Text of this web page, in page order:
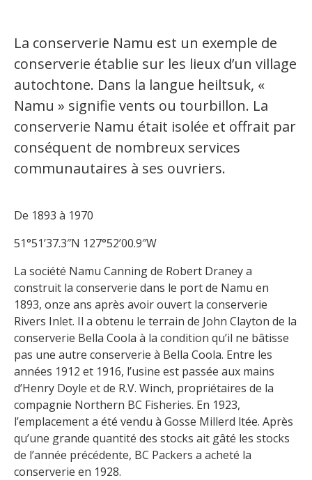
La conserverie Namu est un exemple de
conserverie établie sur les lieux d’un village
autochtone. Dans la langue heiltsuk, «
Namu » signifie vents ou tourbillon. La
conserverie Namu était isolée et offrait par
conséquent de nombreux services
communautaires à ses ouvriers.
De 1893 à 1970
51°51’37.3″N 127°52’00.9″W
La société Namu Canning de Robert Draney a
construit la conserverie dans le port de Namu en
1893, onze ans après avoir ouvert la conserverie
Rivers Inlet. Il a obtenu le terrain de John Clayton de la
conserverie Bella Coola à la condition qu’il ne bâtisse
pas une autre conserverie à Bella Coola. Entre les
années 1912 et 1916, l’usine est passée aux mains
d’Henry Doyle et de R.V. Winch, propriétaires de la
compagnie Northern BC Fisheries. En 1923,
l’emplacement a été vendu à Gosse Millerd ltée. Après
qu’une grande quantité des stocks ait gâté les stocks
de l’année précédente, BC Packers a acheté la
conserverie en 1928.